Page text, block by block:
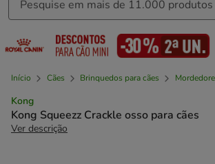
Início Cães Brinquedos para cães
Kong
Kong Squeezz Crackle osso para cães
Ver descrição